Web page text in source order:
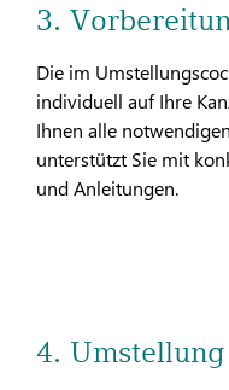
3.
Die im
individuell auf Ihre
Ihnen alle
unterstützt Sie mit
und Anleitungen.
4. Umstellung